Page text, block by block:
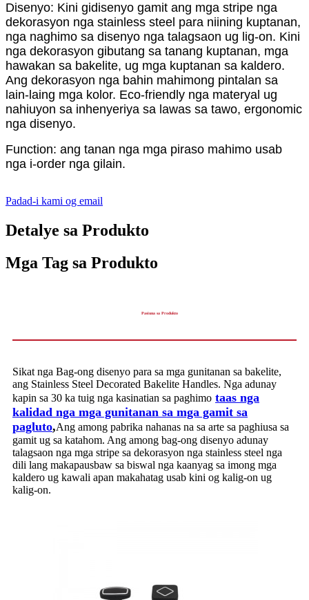
Disenyo: Kini gidisenyo gamit ang mga stripe nga
dekorasyon nga stainless steel para niining kuptanan,
nga naghimo sa disenyo nga talagsaon ug lig-on. Kini
nga dekorasyon gibutang sa tanang kuptanan, mga
hawakan sa bakelite, ug mga kuptanan sa kaldero.
Ang dekorasyon nga bahin mahimong pintalan sa
lain-laing mga kolor. Eco-friendly nga materyal ug
nahiuyon sa inhenyeriya sa lawas sa tawo, ergonomic
nga disenyo.
Function: ang tanan nga mga piraso mahimo usab
nga i-order nga gilain.
Padad-i kami og email
Detalye sa Produkto
Mga Tag sa Produkto
Pasiuna sa Produkto
Sikat nga Bag-ong disenyo para sa mga gunitanan sa bakelite,
ang Stainless Steel Decorated Bakelite Handles. Nga adunay
kapin sa 30 ka tuig nga kasinatian sa paghimo taas nga
kalidad nga mga gunitanan sa mga gamit sa
pagluto,Ang among pabrika nahanas na sa arte sa paghiusa sa
gamit ug sa katahom. Ang among bag-ong disenyo adunay
talagsaon nga mga stripe sa dekorasyon nga stainless steel nga
dili lang makapausbaw sa biswal nga kaanyag sa imong mga
kaldero ug kawali apan makahatag usab kini og kalig-on ug
kalig-on.